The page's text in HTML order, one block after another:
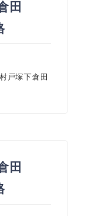
田
戸塚下倉田
田